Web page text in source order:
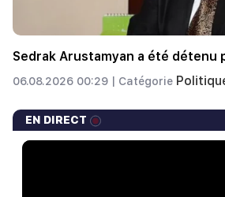
Sedrak Arustamyan a été détenu
06.08.2026 00:29 | Catégorie
EN DIRECT